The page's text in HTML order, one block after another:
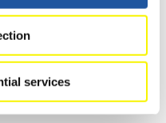
services
sowie Richtlinien zu
einsehen, Ergebnislisten